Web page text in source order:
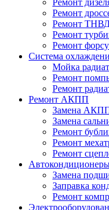
Ремонт
Ремонт
Ремонт
Ремонт
Система
Мойка
Ремонт
Ремонт
Ремонт АКПП
Замена
Замена
Ремонт
Ремонт
Ремонт
Замена
Заправка
Ремонт